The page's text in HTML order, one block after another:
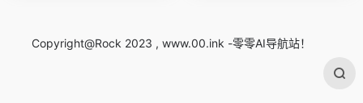
Copyright@Rock 2023 , www.00.ink -零零AI导航站！